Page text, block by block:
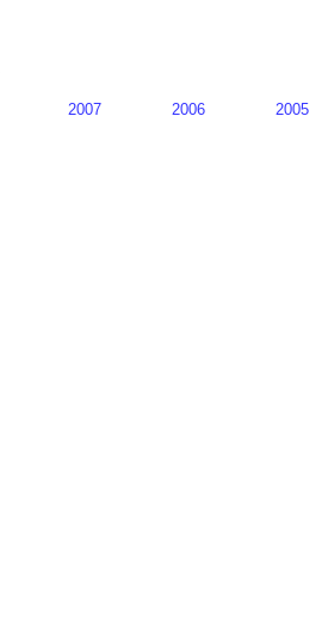
2007 2006 2005